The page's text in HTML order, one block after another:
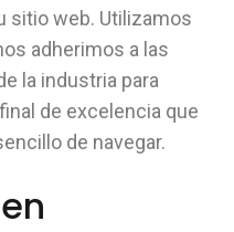
sitio web. Utilizamos
adherimos a las
la industria para
de excelencia que
de navegar.